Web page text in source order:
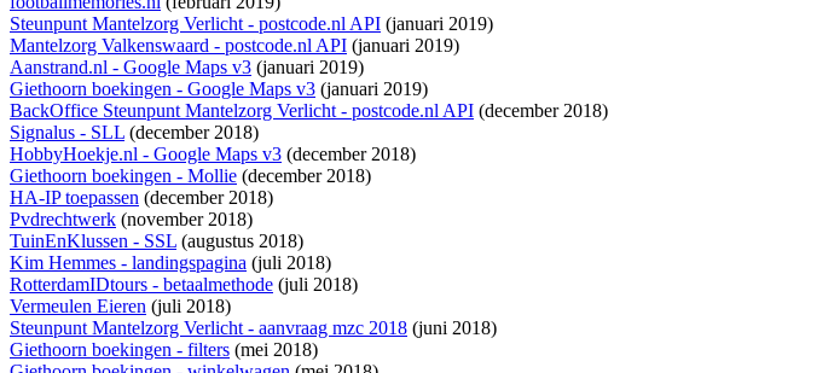
Steunpunt Mantelzorg Verlicht - postcode.nl API (januari 2019)
Mantelzorg Valkenswaard - postcode.nl API (januari 2019)
Aanstrand.nl - Google Maps v3 (januari 2019)
Giethoorn boekingen - Google Maps v3 (januari 2019)
BackOffice Steunpunt Mantelzorg Verlicht - postcode.nl API (december 2018)
Signalus - SLL (december 2018)
HobbyHoekje.nl - Google Maps v3 (december 2018)
Giethoorn boekingen - Mollie (december 2018)
HA-IP toepassen (december 2018)
Pvdrechtwerk (november 2018)
TuinEnKlussen - SSL (augustus 2018)
Kim Hemmes - landingspagina (juli 2018)
RotterdamIDtours - betaalmethode (juli 2018)
Vermeulen Eieren (juli 2018)
Steunpunt Mantelzorg Verlicht - aanvraag mzc 2018 (juni 2018)
Giethoorn boekingen - filters (mei 2018)